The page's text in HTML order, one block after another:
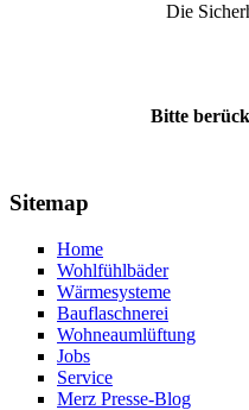
Die
Bitte
Sitemap
Home
Wohlfühlbäder
Wärmesysteme
Bauflaschnerei
Wohneaumlüftung
Jobs
Service
Merz Presse-Blog